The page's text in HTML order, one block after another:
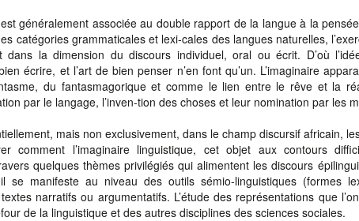
généralement associée au double rapport de la langue à la
catégories grammaticales et lexi-cales des langues naturelles,
dans la dimension du discours individuel, oral ou écrit. D’où
écrire, et l’art de bien penser n’en font qu’un. L’imaginaire
du fantasmagorique et comme le lien entre le rêve et la
par le langage, l’inven-tion des choses et leur nomination par les
mais non exclusivement, dans le champ discursif africain,
comment l’imaginaire linguistique, cet objet aux contours
quelques thèmes privilégiés qui alimentent les discours
manifeste au niveau des outils sémio-linguistiques (formes
narratifs ou argumentatifs. L’étude des représentations que
de la linguistique et des autres disciplines des sciences sociales.